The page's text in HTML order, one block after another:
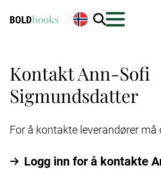
Kontakt Ann-Sofi
Sigmundsdatter
For å kontakte leverandører
Logg inn for å kontakte